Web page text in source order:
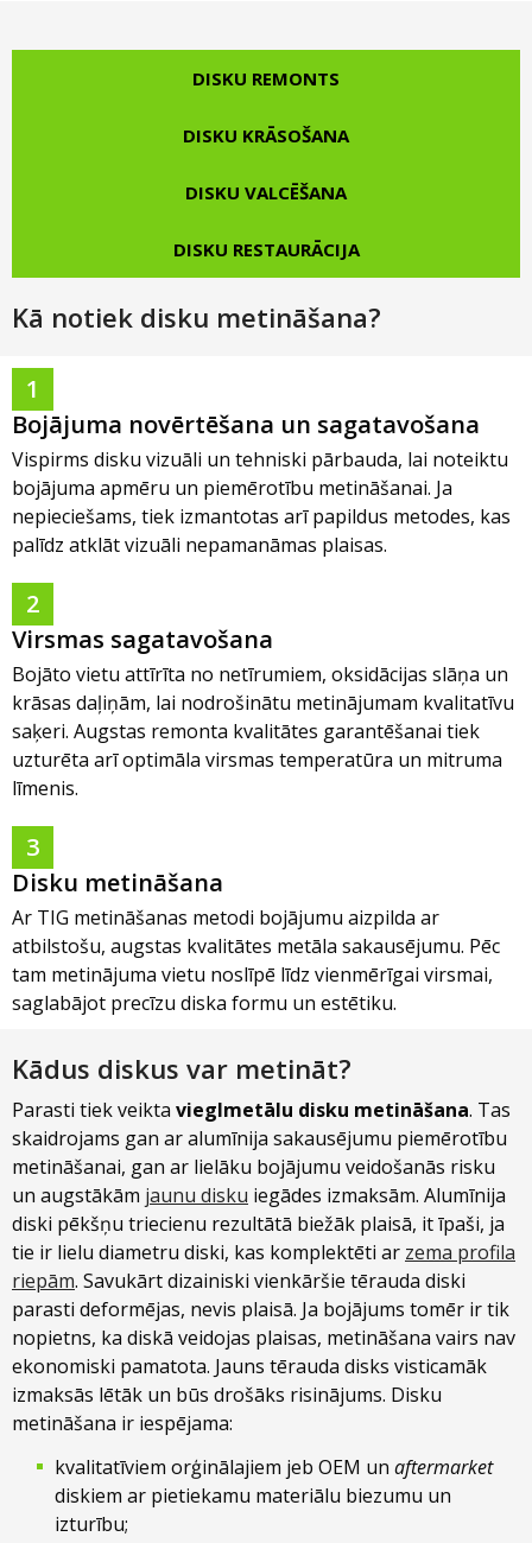
Riepas uz nomaksuDISKU REMONTS
DISKU KRĀSOŠANA
DISKU VALCĒŠANA
DISKU RESTAURĀCIJA
Kā notiek disku metināšana?
1
Bojājuma novērtēšana un sagatavošana
Vispirms disku vizuāli un tehniski pārbauda, lai noteiktu
bojājuma apmēru un piemērotību metināšanai. Ja
nepieciešams, tiek izmantotas arī papildus metodes, kas
palīdz atklāt vizuāli nepamanāmas plaisas.
2
Virsmas sagatavošana
Bojāto vietu attīrīta no netīrumiem, oksidācijas slāņa un
krāsas daļiņām, lai nodrošinātu metinājumam kvalitatīvu
saķeri. Augstas remonta kvalitātes garantēšanai tiek
uzturēta arī optimāla virsmas temperatūra un mitruma
līmenis.
3
Disku metināšana
Ar TIG metināšanas metodi bojājumu aizpilda ar
atbilstošu, augstas kvalitātes metāla sakausējumu. Pēc
tam metinājuma vietu noslīpē līdz vienmērīgai virsmai,
saglabājot precīzu diska formu un estētiku.
Kādus diskus var metināt?
Parasti tiek veikta vieglmetālu disku metināšana. Tas
skaidrojams gan ar alumīnija sakausējumu piemērotību
metināšanai, gan ar lielāku bojājumu veidošanās risku
un augstākām jaunu disku iegādes izmaksām. Alumīnija
diski pēkšņu triecienu rezultātā biežāk plaisā, it īpaši, ja
tie ir lielu diametru diski, kas komplektēti ar zema profila
riepām. Savukārt dizainiski vienkāršie tērauda diski
parasti deformējas, nevis plaisā. Ja bojājums tomēr ir tik
nopietns, ka diskā veidojas plaisas, metināšana vairs nav
ekonomiski pamatota. Jauns tērauda disks visticamāk
izmaksās lētāk un būs drošāks risinājums. Disku
metināšana ir iespējama:
kvalitatīviem orģinālajiem jeb OEM un aftermarket
diskiem ar pietiekamu materiālu biezumu un
izturību;